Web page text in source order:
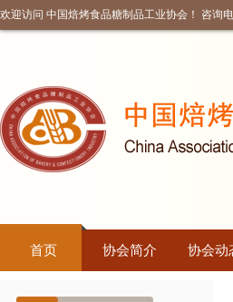
欢迎访问 中国焙烤食品糖制品工业协会！ 咨询
首页 协会简介 协会动